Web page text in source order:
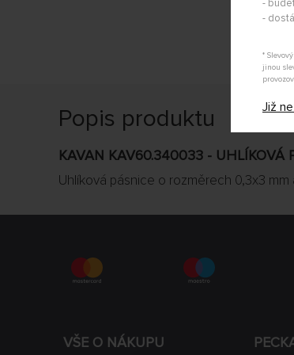
-
-
*
jinou
Již
Popis produktu
KAVAN KAV60.340033 - UHLÍKOVÁ
Uhlíková pásnice o rozměrech 0,3x3 mm
VŠE O NÁKUPU